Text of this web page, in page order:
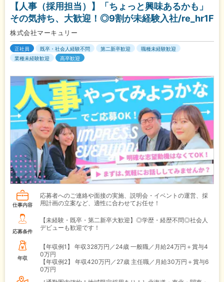
【人事（採用担当）】「ちょっと興味あるかも」
その気持ち、大歓迎！◎9割が未経験入社/re_hr1F
株式会社マーキュリー
正社員 既卒・社会人経験不問 第二新卒歓迎
職種未経験歓迎
業種未経験歓迎
高卒歓迎
仕事内容
応募者へのご連絡や面接の実施、説明会・イベントの運営、採
用計画の立案など、適性に合わせてお任せ！
応募条件
【未経験・既卒・第二新卒大歓迎】◎学歴・経歴不問◎社会人
デビューも歓迎です！
年収
【年収例1】
年収328万円／24歳 一般職／月給24万円＋賞与4
0万円
【年収例2】
年収420万円／27歳 主任職／月給30万円＋賞与6
0万円